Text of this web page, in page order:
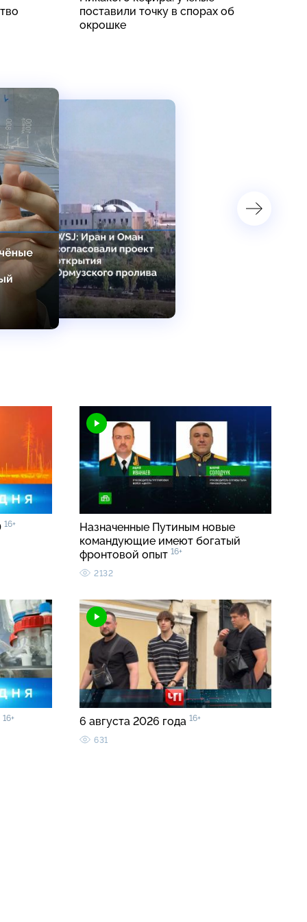
поставили точку в спорах об
окрошке
16+
Назначенные Путиным новые
командующие имеют богатый
фронтовой опыт 16+
2132
16+ 6 августа 2026 года 16+
631